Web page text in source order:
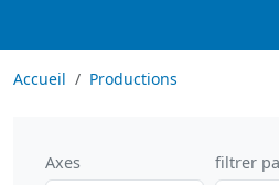
Accueil Productions
Axes filtrer